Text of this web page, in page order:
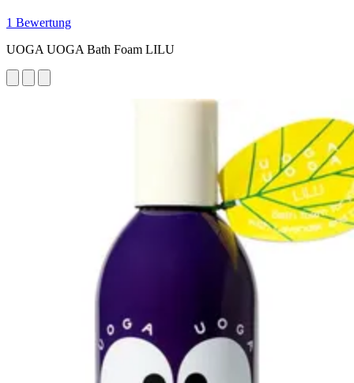
1 Bewertung
UOGA UOGA Bath Foam LILU